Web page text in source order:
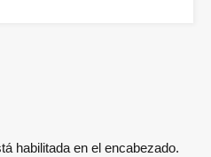
habilitada en el encabezado.